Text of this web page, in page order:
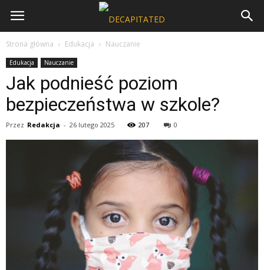
Strona główna Edukacja Nauczanie
Edukacja Nauczanie
Jak podnieść poziom
bezpieczeństwa w szkole?
Przez Redakcja - 26 lutego 2025 207 0